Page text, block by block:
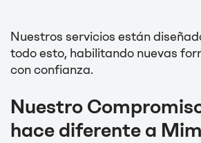
Nuestros servicios están
todo esto, habilitando nuevas
con confianza.
Nuestro
hace diferente a